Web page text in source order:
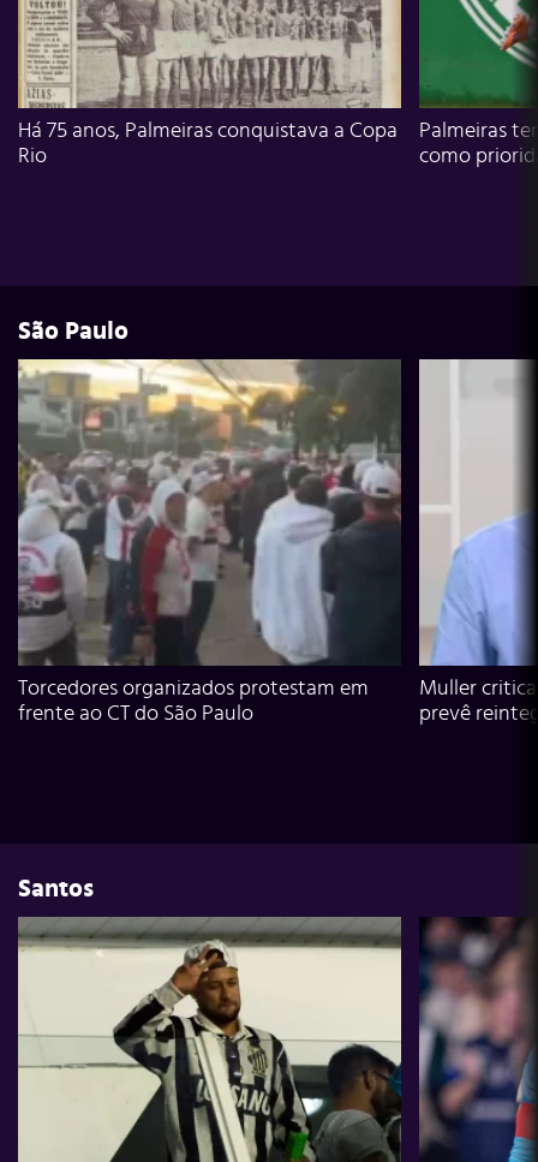
Há 75 anos, Palmeiras conquistava a Copa
Rio
Palmeiras
como
São Paulo
Torcedores organizados protestam em
frente ao CT do São Paulo
Muller
prevê
Santos